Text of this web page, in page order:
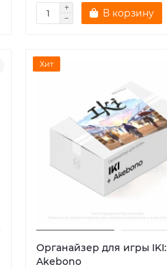
В корзину
Хит
Органайзер для игры IKI:
Akebono